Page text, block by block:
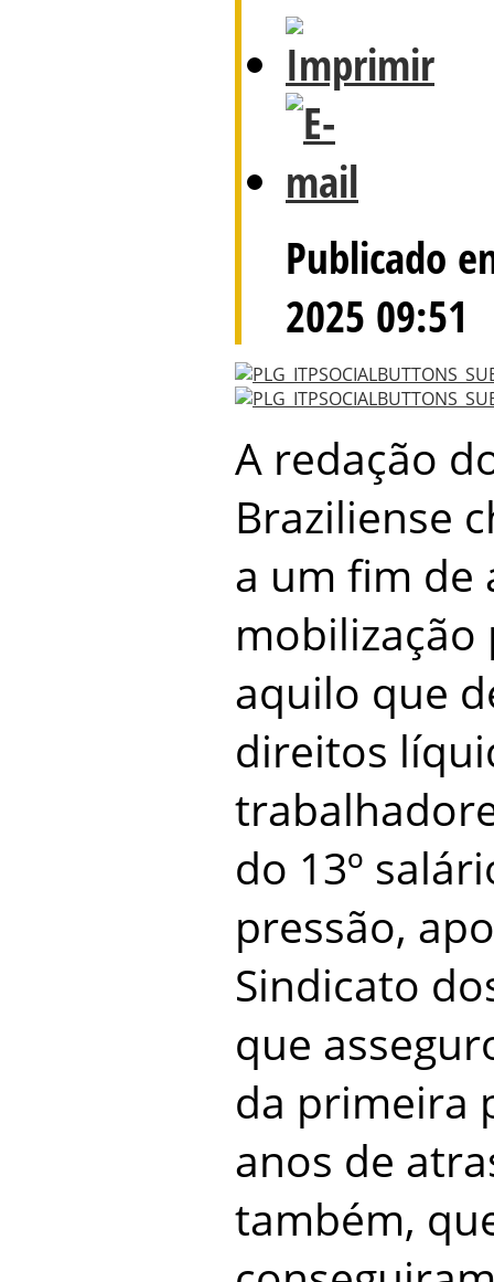
Publicado
2025 09:51
A redação
Braziliense
a um fim de
aquilo que
direitos
do 13º
pressão,
Sindicato
que
da primeira
anos de
também,